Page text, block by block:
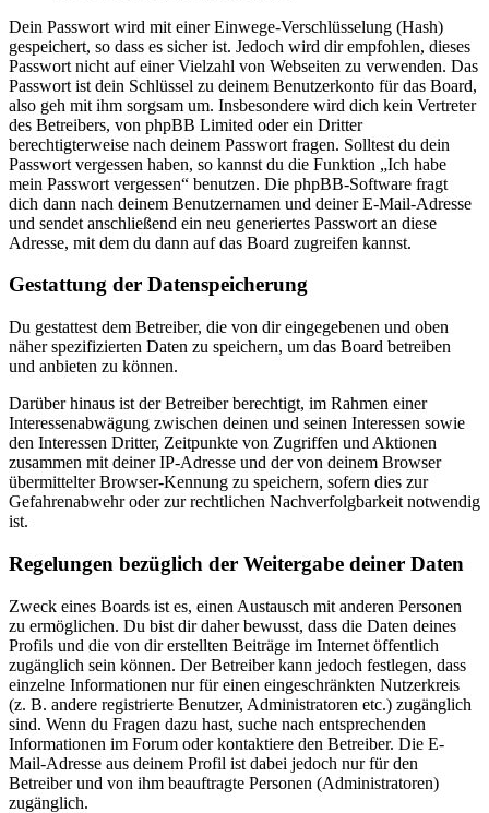
Dein Passwort wird mit einer Einwege-Verschlüsselung (Hash)
gespeichert, so dass es sicher ist. Jedoch wird dir empfohlen, dieses
Passwort nicht auf einer Vielzahl von Webseiten zu verwenden. Das
Passwort ist dein Schlüssel zu deinem Benutzerkonto für das Board,
also geh mit ihm sorgsam um. Insbesondere wird dich kein Vertreter
des Betreibers, von phpBB Limited oder ein Dritter
berechtigterweise nach deinem Passwort fragen. Solltest du dein
Passwort vergessen haben, so kannst du die Funktion „Ich habe
mein Passwort vergessen“ benutzen. Die phpBB-Software fragt
dich dann nach deinem Benutzernamen und deiner E-Mail-Adresse
und sendet anschließend ein neu generiertes Passwort an diese
Adresse, mit dem du dann auf das Board zugreifen kannst.
Gestattung der Datenspeicherung
Du gestattest dem Betreiber, die von dir eingegebenen und oben
näher spezifizierten Daten zu speichern, um das Board betreiben
und anbieten zu können.
Darüber hinaus ist der Betreiber berechtigt, im Rahmen einer
Interessenabwägung zwischen deinen und seinen Interessen sowie
den Interessen Dritter, Zeitpunkte von Zugriffen und Aktionen
zusammen mit deiner IP-Adresse und der von deinem Browser
übermittelter Browser-Kennung zu speichern, sofern dies zur
Gefahrenabwehr oder zur rechtlichen Nachverfolgbarkeit notwendig
ist.
Regelungen bezüglich der Weitergabe deiner Daten
Zweck eines Boards ist es, einen Austausch mit anderen Personen
zu ermöglichen. Du bist dir daher bewusst, dass die Daten deines
Profils und die von dir erstellten Beiträge im Internet öffentlich
zugänglich sein können. Der Betreiber kann jedoch festlegen, dass
einzelne Informationen nur für einen eingeschränkten Nutzerkreis
(z. B. andere registrierte Benutzer, Administratoren etc.) zugänglich
sind. Wenn du Fragen dazu hast, suche nach entsprechenden
Informationen im Forum oder kontaktiere den Betreiber. Die E-
Mail-Adresse aus deinem Profil ist dabei jedoch nur für den
Betreiber und von ihm beauftragte Personen (Administratoren)
zugänglich.